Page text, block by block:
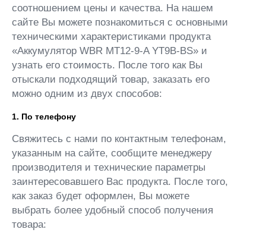
соотношением цены и качества. На нашем
сайте Вы можете познакомиться с основными
техническими характеристиками продукта
«Аккумулятор WBR MT12-9-A YT9B-BS» и
узнать его стоимость. После того как Вы
отыскали подходящий товар, заказать его
можно одним из двух способов:
1. По телефону
Свяжитесь с нами по контактным телефонам,
указанным на сайте, сообщите менеджеру
производителя и технические параметры
заинтересовавшего Вас продукта. После того,
как заказ будет оформлен, Вы можете
выбрать более удобный способ получения
товара: